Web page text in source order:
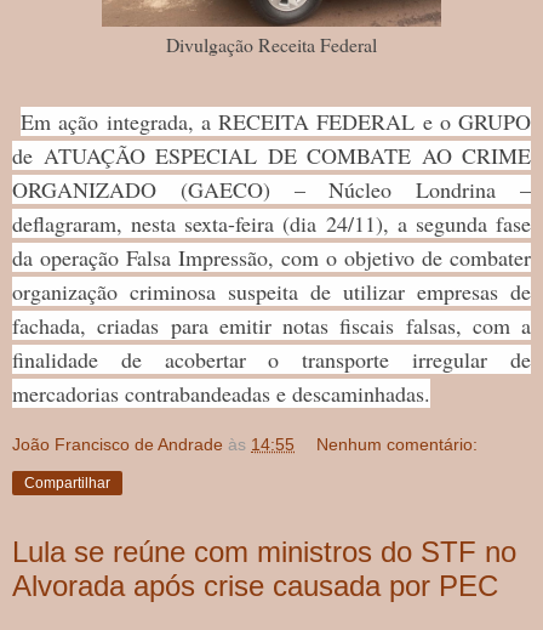
Divulgação Receita Federal
Em ação integrada, a RECEITA FEDERAL e o GRUPO
de ATUAÇÃO ESPECIAL DE COMBATE AO CRIME
ORGANIZADO (GAECO) – Núcleo Londrina –
deflagraram, nesta sexta-feira (dia 24/11), a segunda fase
da operação Falsa Impressão, com o objetivo de combater
organização criminosa suspeita de utilizar empresas de
fachada, criadas para emitir notas fiscais falsas, com a
finalidade de acobertar o transporte irregular de
mercadorias contrabandeadas e descaminhadas.
João Francisco de Andrade às 14:55 Nenhum comentário:
Compartilhar
Lula se reúne com ministros do STF no
Alvorada após crise causada por PEC